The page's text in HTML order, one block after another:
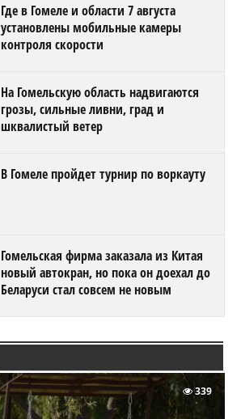
Где в Гомеле и области 7 августа
установлены мобильные камеры
контроля скорости
На Гомельскую область надвигаются
грозы, сильные ливни, град и
шквалистый ветер
В Гомеле пройдет турнир по воркауту
Гомельская фирма заказала из Китая
новый автокран, но пока он доехал до
Беларуси стал совсем не новым
339